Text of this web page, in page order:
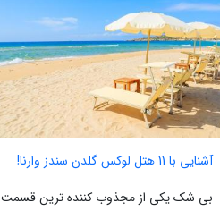
آشنایی با 11 هتل لوکس گلدن سندز وارنا!
بی شک یکی از مجذوب کننده ترین قسمت